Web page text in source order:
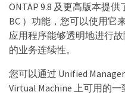
ONTAP 9.8 及更高版本提
BC ）功能，您可以使用它
应用程序能够透明地进行
的业务连续性。
您可以通过 Unified
Virtual Machine 上可用的一